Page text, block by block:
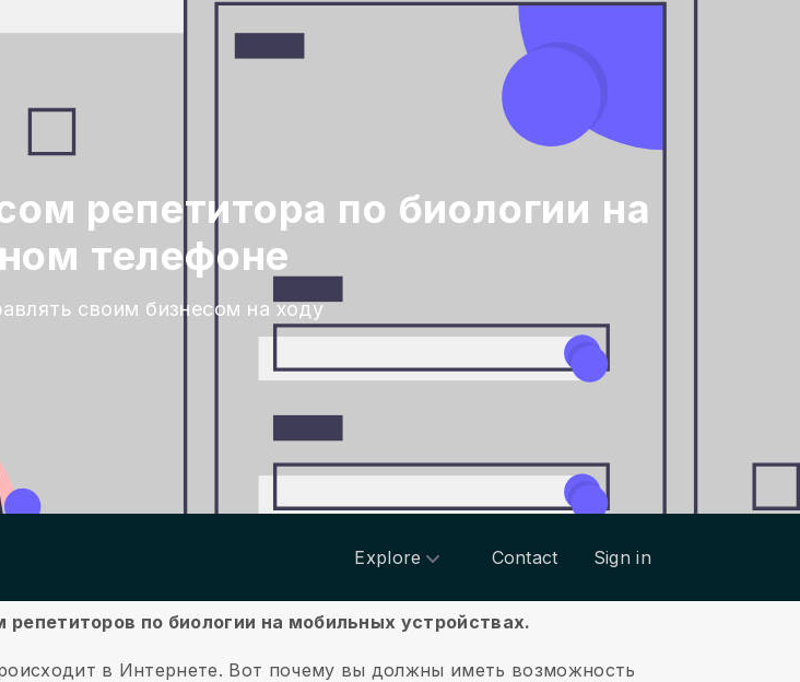
репетитора по биологии на
телефоне
своим бизнесом на ходу
Explore Contact Sign in
по биологии на мобильных устройствах.
в Интернете. Вот почему вы должны иметь возможность